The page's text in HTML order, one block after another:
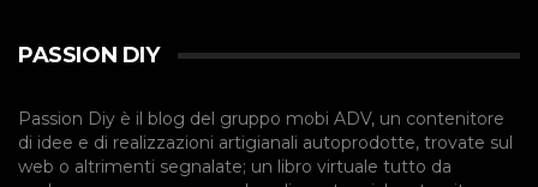
PASSION DIY
Passion Diy è il blog del gruppo mobi ADV, un contenitore
di idee e di realizzazioni artigianali autoprodotte, trovate sul
web o altrimenti segnalate; un libro virtuale tutto da